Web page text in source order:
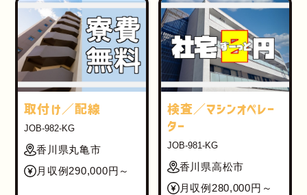
取付け／配線
JOB-982-KG
香川県丸亀市
月収例290,000円～
検査／マシンオペレー
ター
JOB-981-KG
香川県高松市
月収例280,000円～